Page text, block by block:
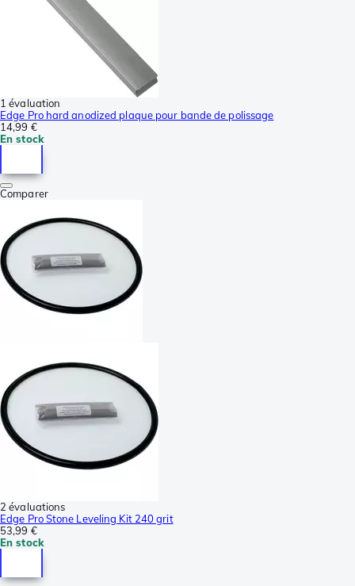
1 évaluation
Edge Pro hard anodized plaque pour bande de polissage
14,99 €
En stock
Comparer
2 évaluations
Edge Pro Stone Leveling Kit 240 grit
53,99 €
En stock